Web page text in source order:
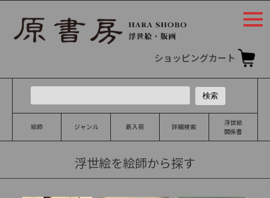
ショッピングカート
絵師 ジャンル 新入荷 詳細検索
浮世絵
関係書
浮世絵を絵師から探す